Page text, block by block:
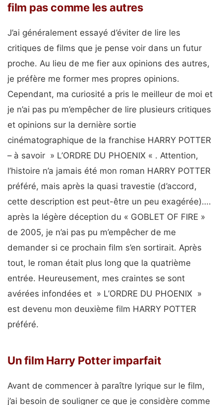
film pas comme les autres
J’ai généralement essayé d’éviter de lire les
critiques de films que je pense voir dans un futur
proche. Au lieu de me fier aux opinions des autres,
je préfère me former mes propres opinions.
Cependant, ma curiosité a pris le meilleur de moi et
je n’ai pas pu m’empêcher de lire plusieurs critiques
et opinions sur la dernière sortie
cinématographique de la franchise HARRY POTTER
– à savoir » L’ORDRE DU PHOENIX « . Attention,
l’histoire n’a jamais été mon roman HARRY POTTER
préféré, mais après la quasi travestie (d’accord,
cette description est peut-être un peu exagérée)….
après la légère déception du « GOBLET OF FIRE »
de 2005, je n’ai pas pu m’empêcher de me
demander si ce prochain film s’en sortirait. Après
tout, le roman était plus long que la quatrième
entrée. Heureusement, mes craintes se sont
avérées infondées et » L’ORDRE DU PHOENIX »
est devenu mon deuxième film HARRY POTTER
préféré.
Un film Harry Potter imparfait
Avant de commencer à paraître lyrique sur le film,
j’ai besoin de souligner ce que je considère comme